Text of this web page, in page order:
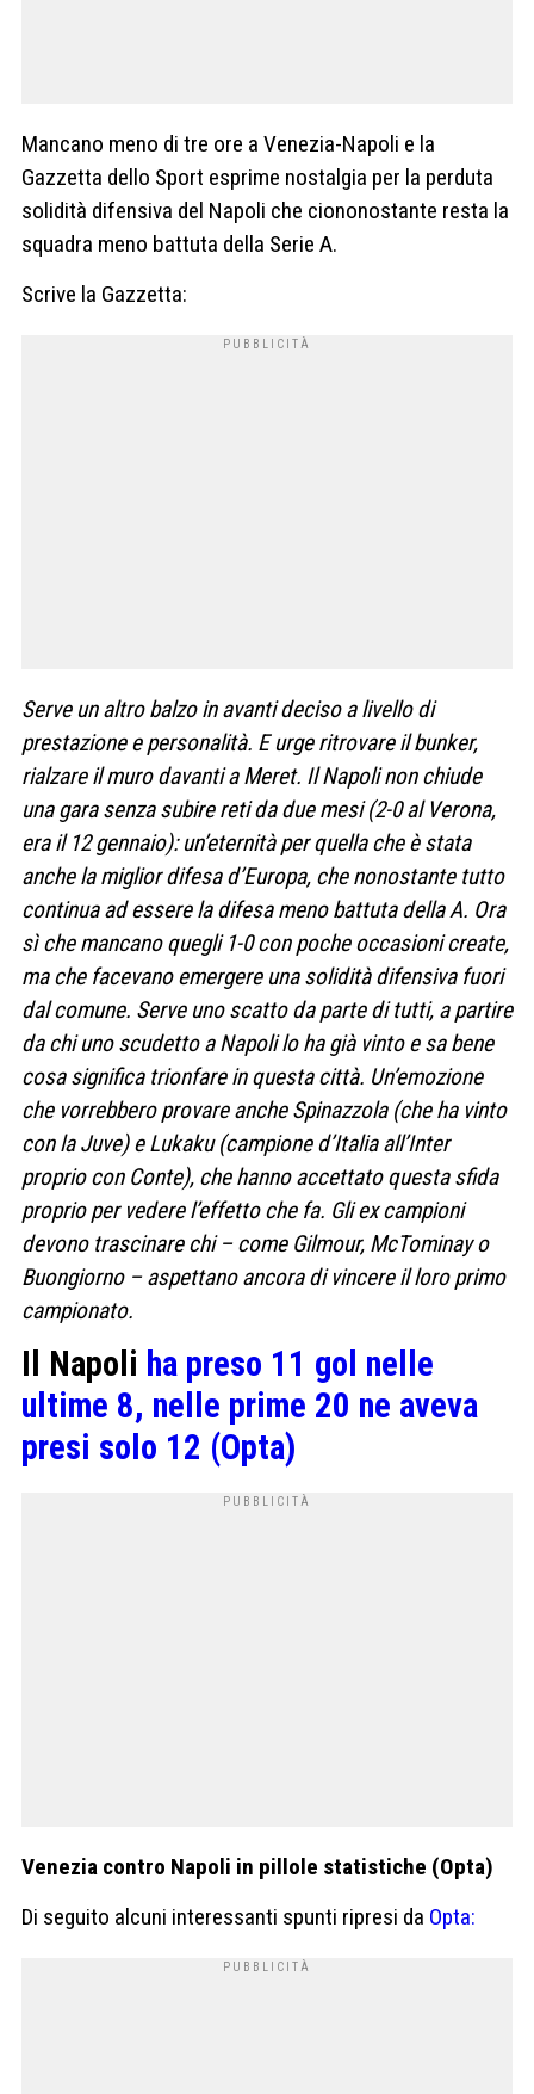
Mancano meno di tre ore a Venezia-Napoli e la
Gazzetta dello Sport esprime nostalgia per la perduta
solidità difensiva del Napoli che ciononostante resta la
squadra meno battuta della Serie A.
Scrive la Gazzetta:
Serve un altro balzo in avanti deciso a livello di
prestazione e personalità. E urge ritrovare il bunker,
rialzare il muro davanti a Meret. Il Napoli non chiude
una gara senza subire reti da due mesi (2-0 al Verona,
era il 12 gennaio): un’eternità per quella che è stata
anche la miglior difesa d’Europa, che nonostante tutto
continua ad essere la difesa meno battuta della A. Ora
sì che mancano quegli 1-0 con poche occasioni create,
ma che facevano emergere una solidità difensiva fuori
dal comune. Serve uno scatto da parte di tutti, a partire
da chi uno scudetto a Napoli lo ha già vinto e sa bene
cosa significa trionfare in questa città. Un’emozione
che vorrebbero provare anche Spinazzola (che ha vinto
con la Juve) e Lukaku (campione d’Italia all’Inter
proprio con Conte), che hanno accettato questa sfida
proprio per vedere l’effetto che fa. Gli ex campioni
devono trascinare chi – come Gilmour, McTominay o
Buongiorno – aspettano ancora di vincere il loro primo
campionato.
Il Napoli ha preso 11 gol nelle
ultime 8, nelle prime 20 ne aveva
presi solo 12 (Opta)
Venezia contro Napoli in pillole statistiche (Opta)
Di seguito alcuni interessanti spunti ripresi da Opta: